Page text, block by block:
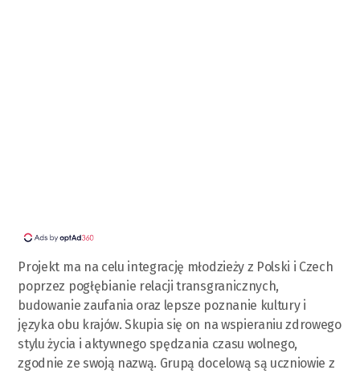
Projekt ma na celu integrację młodzieży z Polski i Czech
poprzez pogłębianie relacji transgranicznych,
budowanie zaufania oraz lepsze poznanie kultury i
języka obu krajów. Skupia się on na wspieraniu zdrowego
stylu życia i aktywnego spędzania czasu wolnego,
zgodnie ze swoją nazwą. Grupą docelową są uczniowie z